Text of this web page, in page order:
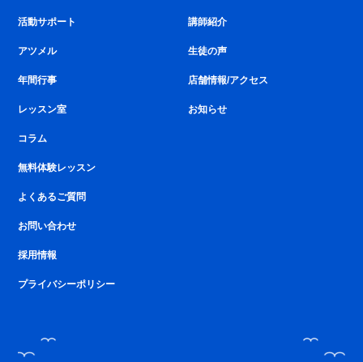
活動サポート
アツメル
年間行事
レッスン室
講師紹介
生徒の声
店舗情報/アクセス
お知らせ
コラム
無料体験レッスン
よくあるご質問
お問い合わせ
採用情報
プライバシーポリシー